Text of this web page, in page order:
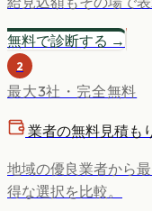
無料で診断する →
2
最大3社・完全無料
業者の無料見積も
地域の優良業者から
得な選択を比較。